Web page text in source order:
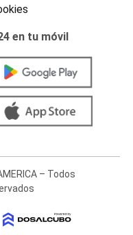
en tu móvil
– Todos